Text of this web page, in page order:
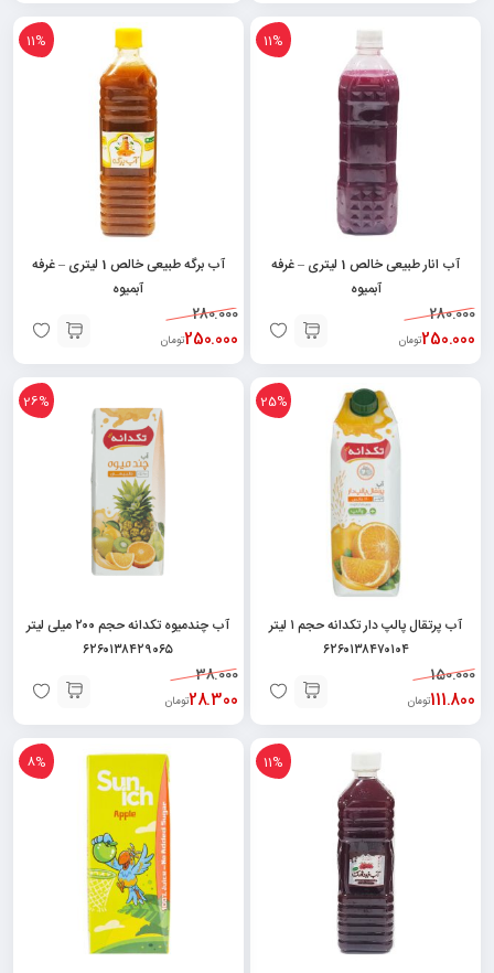
11%
آب انار طبیعی خالص 1 لیتری – غرفه
آبمیوه
280.000
250.000تومان
11%
آب برگه طبیعی خالص 1 لیتری – غرفه
آبمیوه
280.000
250.000تومان
25%
آب پرتقال پالپ دار تکدانه حجم ۱ لیتر
۶۲۶۰۱۳۸۴۷۰۱۰۴
150.000
111.800تومان
26%
آب چندمیوه تکدانه حجم ۲۰۰ میلی لیتر
۶۲۶۰۱۳۸۴۲۹۰۶۵
38.000
28.300تومان
11%
8%